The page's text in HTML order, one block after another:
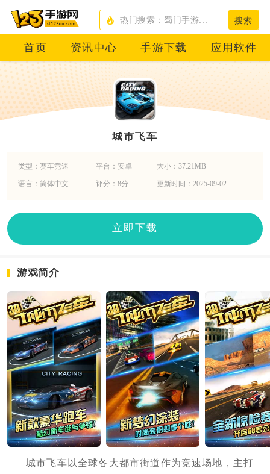
搜索
首页 资讯中心 手游下载 应用软件
城市飞车
类型：赛车竞速 平台：安卓 大小：37.21MB
语言：简体中文 评分：8分 更新时间：2025-09-02
立即下载
游戏简介
城市飞车以全球各大都市街道作为竞速场地，主打